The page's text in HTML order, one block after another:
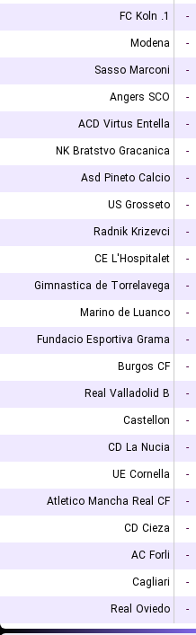
1. FC Koln
-
Modena
-
Sasso Marconi
-
Angers SCO
-
ACD Virtus Entella
-
NK Bratstvo Gracanica
-
Asd Pineto Calcio
-
US Grosseto
-
Radnik Krizevci
-
CE L'Hospitalet
-
Gimnastica de Torrelavega
-
Marino de Luanco
-
Fundacio Esportiva Grama
-
Burgos CF
-
Real Valladolid B
-
Castellon
-
CD La Nucia
-
UE Cornella
-
Atletico Mancha Real CF
-
CD Cieza
-
AC Forli
-
Cagliari
-
Real Oviedo
-